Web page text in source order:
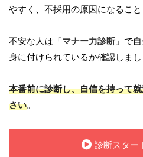
やすく、不採用の原因になること
不安な人は「マナー力診断」で
身に付けられているか確認しまし
本番前に診断し、自信を持って
さい。
診断スター